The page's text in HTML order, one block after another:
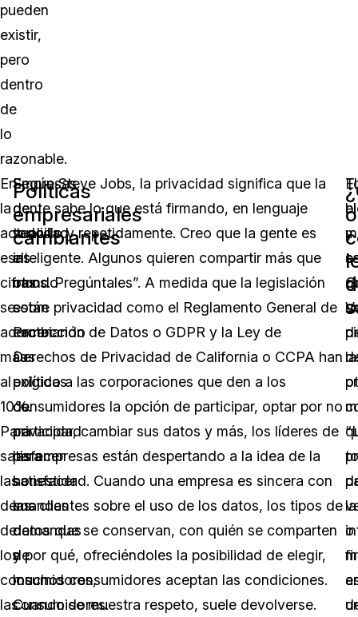
pueden
existir,
pero
dentro
de
lo
razonable.
En
la
actualidad,
esas
cifras
se
acercan
más
al
10%.
Para
satisfacer
las
demandas
de
los
consumidores,
las
Políticas
empresariales
cambiantes
Empresas
de
todo
el
mundo
están
cambiando
sus
políticas
de
privacidad
para
satisfacer
las
demandas
de
los
consumidores.
Según Steve Jobs, la privacidad significa que la
gente sabe lo que está firmando, en lenguaje
sencillo y repetidamente. Creo que la gente es
inteligente. Algunos quieren compartir más que
otros. Pregúntales”. A medida que la legislación
sobre privacidad como el Reglamento General de
Protección de Datos o GDPR y la Ley de
Derechos de Privacidad de California o CCPA han
exigido a las corporaciones que den a los
consumidores la opción de participar, optar por no
participar, cambiar sus datos y más, los líderes de
las empresas están despertando a la idea de la
honestidad. Cuando una empresa es sincera con
sus clientes sobre el uso de los datos, los tipos de
datos que se conservan, con quién se comparten
y por qué, ofreciéndoles la posibilidad de elegir,
muchos consumidores aceptan las condiciones.
Cuando se muestra respeto, suele devolverse.
el
o
El
y
la